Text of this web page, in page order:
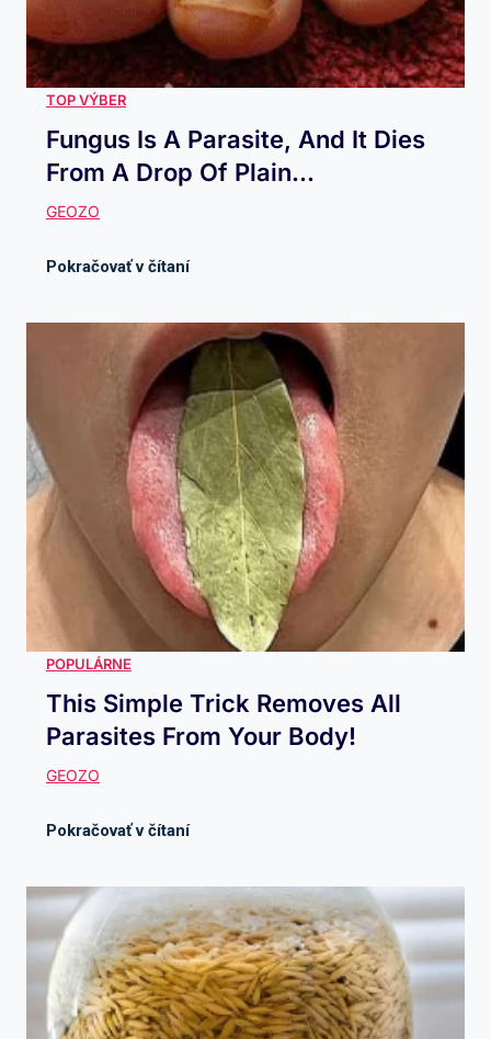
Fungus Is A Parasite, And It Dies
From A Drop Of Plain...
This Simple Trick Removes All
Parasites From Your Body!